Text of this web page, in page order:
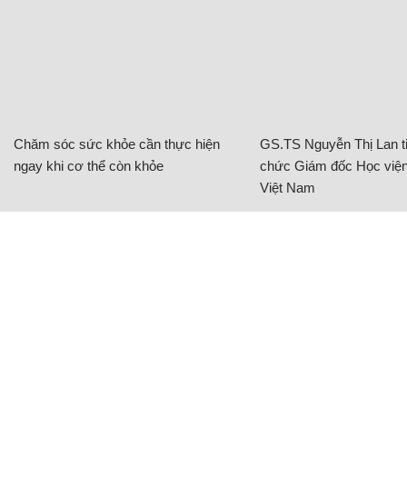
Chăm sóc sức khỏe cần thực hiện
ngay khi cơ thể còn khỏe
GS.TS Nguyễn Thị Lan
chức Giám đốc Học
Việt Nam